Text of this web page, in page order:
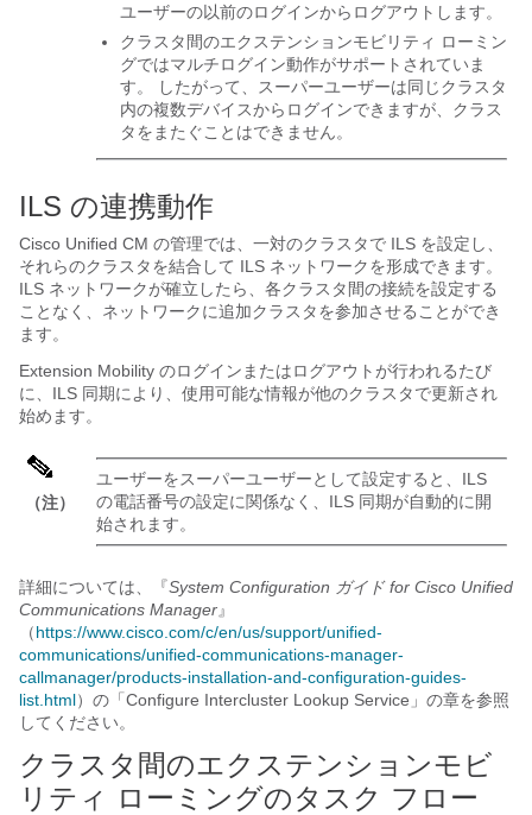
ユーザーの以前のログインからログアウトします。
クラスタ間のエクステンションモビリティ ローミン
グではマルチログイン動作がサポートされていま
す。 したがって、スーパーユーザーは同じクラスタ
内の複数デバイスからログインできますが、クラス
タをまたぐことはできません。
ILS の連携動作
Cisco Unified CM の管理では、一対のクラスタで ILS を設定し、
それらのクラスタを結合して ILS ネットワークを形成できます。
ILS ネットワークが確立したら、各クラスタ間の接続を設定する
ことなく、ネットワークに追加クラスタを参加させることができ
ます。
Extension Mobility のログインまたはログアウトが行われるたび
に、ILS 同期により、使用可能な情報が他のクラスタで更新され
始めます。
（注）
ユーザーをスーパーユーザーとして設定すると、ILS
の電話番号の設定に関係なく、ILS 同期が自動的に開
始されます。
詳細については、『System Configuration ガイド for Cisco Unified
Communications Manager』
（https://www.cisco.com/c/en/us/support/unified-
communications/unified-communications-manager-
callmanager/products-installation-and-configuration-guides-
list.html）の「Configure Intercluster Lookup Service」の章を参照
してください。
クラスタ間のエクステンションモビ
リティ ローミングのタスク フロー